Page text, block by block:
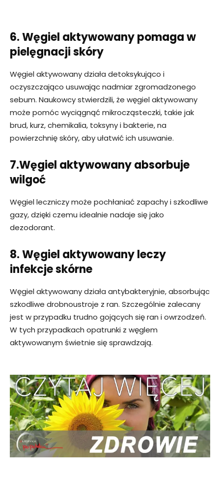
6. Węgiel aktywowany pomaga w
pielęgnacji skóry
Węgiel aktywowany działa detoksykująco i
oczyszczająco usuwając nadmiar zgromadzonego
sebum. Naukowcy stwierdzili, że węgiel aktywowany
może pomóc wyciągnąć mikrocząsteczki, takie jak
brud, kurz, chemikalia, toksyny i bakterie, na
powierzchnię skóry, aby ułatwić ich usuwanie.
7.Węgiel aktywowany absorbuje
wilgoć
Węgiel leczniczy może pochłaniać zapachy i szkodliwe
gazy, dzięki czemu idealnie nadaje się jako
dezodorant.
8. Węgiel aktywowany leczy
infekcje skórne
Węgiel aktywowany działa antybakteryjnie, absorbując
szkodliwe drobnoustroje z ran. Szczególnie zalecany
jest w przypadku trudno gojących się ran i owrzodzeń.
W tych przypadkach opatrunki z węglem
aktywowanym świetnie się sprawdzają.